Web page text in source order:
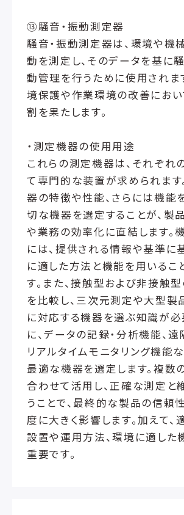
⑬騒音・振動測定器
騒音・振動測定器は、環境や機
動を測定し、そのデータを基に
動管理を行うために使用されま
境保護や作業環境の改善にお
割を果たします。
・測定機器の使用用途
これらの測定機器は、それぞれ
て専門的な装置が求められます
器の特徴や性能、さらには機能
切な機器を選定することが、製
や業務の効率化に直結します。
には、提供される情報や基準に
に適した方法と機能を用いるこ
す。また、接触型および非接触
を比較し、三次元測定や大型製
に対応する機器を選ぶ知識が必
に、データの記録・分析機能、遠
リアルタイムモニタリング機能
最適な機器を選定します。複数
合わせて活用し、正確な測定と
うことで、最終的な製品の信頼
度に大きく影響します。加えて
設置や運用方法、環境に適した
重要です。